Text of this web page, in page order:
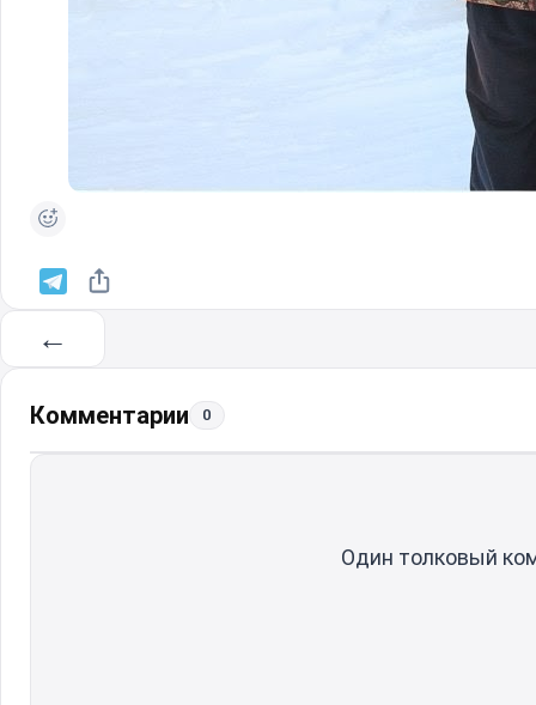
←
Комментарии 0
Один толковый